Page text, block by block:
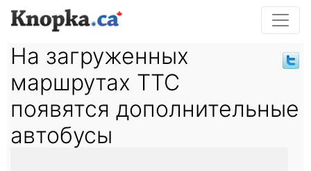
На загруженных
маршрутах TTC
появятся дополнительные
автобусы